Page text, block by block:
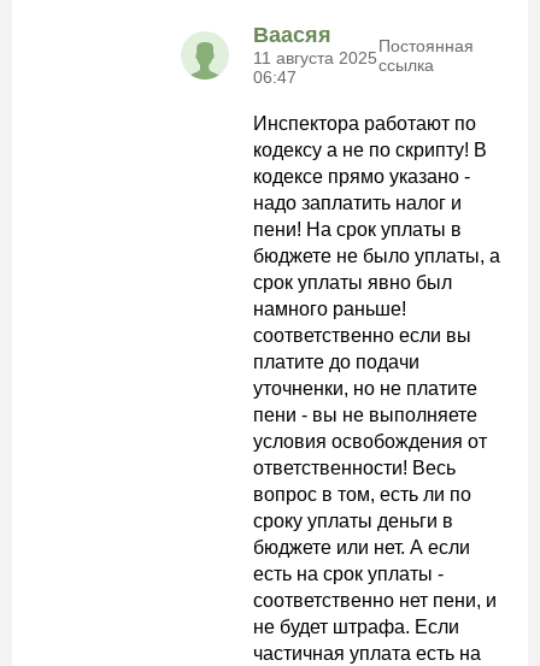
Ваасяя
11 августа 2025
06:47
Постоянная
ссылка
Инспектора работают по
кодексу а не по скрипту! В
кодексе прямо указано -
надо заплатить налог и
пени! На срок уплаты в
бюджете не было уплаты, а
срок уплаты явно был
намного раньше!
соответственно если вы
платите до подачи
уточненки, но не платите
пени - вы не выполняете
условия освобождения от
ответственности! Весь
вопрос в том, есть ли по
сроку уплаты деньги в
бюджете или нет. А если
есть на срок уплаты -
соответственно нет пени, и
не будет штрафа. Если
частичная уплата есть на